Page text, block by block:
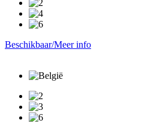
Beschikbaar/Meer info